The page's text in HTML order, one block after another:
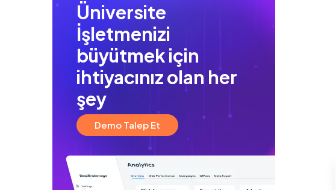
Üniversite
İşletmenizi
büyütmek için
ihtiyacınız olan her
şey
Demo Talep Et